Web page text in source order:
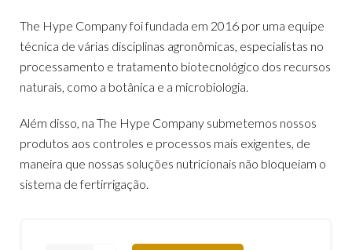
The Hype Company foi fundada em 2016 por uma equipe
técnica de várias disciplinas agronômicas, especialistas no
processamento e tratamento biotecnológico dos recursos
naturais, como a botânica e a microbiologia.
Além disso, na The Hype Company submetemos nossos
produtos aos controles e processos mais exigentes, de
maneira que nossas soluções nutricionais não bloqueiam o
sistema de fertirrigação.